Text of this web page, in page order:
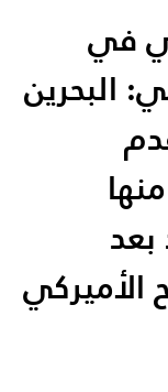
في
البحرين
الأميركي